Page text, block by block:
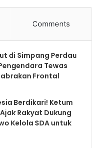
Comments
di Simpang Perdau
Tewas
Frontal
Berdikari! Ketum
Rakyat Dukung
Kelola SDA untuk